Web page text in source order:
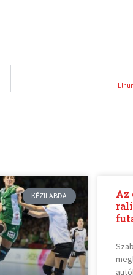
KÉZILABDA
Az